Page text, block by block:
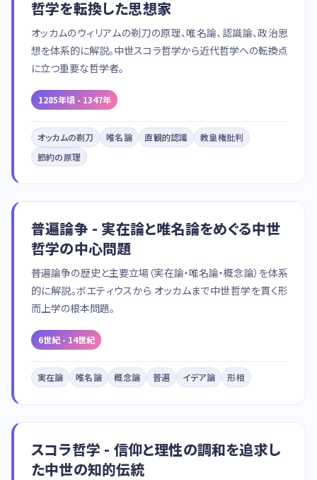
哲学を転換した思想家
オッカムのウィリアムの剃刀の原理、唯名論、認識論、政治思
想を体系的に解説。中世スコラ哲学から近代哲学への転換点
に立つ重要な哲学者。
1285年頃 - 1347年
オッカムの剃刀 唯名論 直観的認識
教皇権批判
節約の原理
普遍論争 - 実在論と唯名論をめぐる中世
哲学の中心問題
普遍論争の歴史と主要立場（実在論・唯名論・概念論）を体系
的に解説。ボエティウスから オッカムまで中世哲学を貫く形
而上学の根本問題。
6世紀 - 14世紀
実在論 唯名論 概念論 普遍 イデア論 形相
スコラ哲学 - 信仰と理性の調和を追求し
た中世の知的伝統